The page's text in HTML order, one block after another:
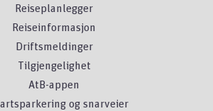
Reiseplanlegger
Reiseinformasjon
Driftsmeldinger
Tilgjengelighet
AtB-appen
og snarveier